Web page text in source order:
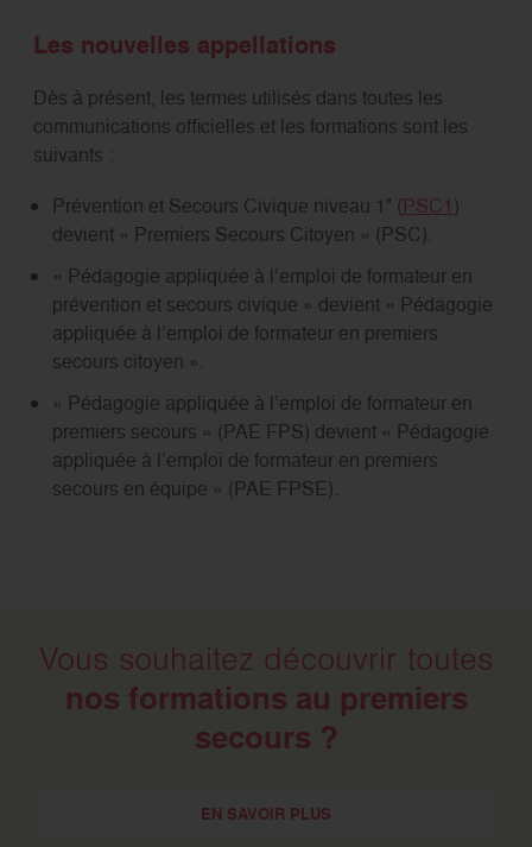
Les nouvelles appellations
Dès à présent, les termes utilisés dans toutes les
communications officielles et les formations sont les
suivants :
Prévention et Secours Civique niveau 1″ (PSC1 )
devient « Premiers Secours Citoyen » (PSC).
« Pédagogie appliquée à l’emploi de formateur en
prévention et secours civique » devient « Pédagogie
appliquée à l’emploi de formateur en premiers
secours citoyen ».
« Pédagogie appliquée à l’emploi de formateur en
premiers secours » (PAE FPS) devient « Pédagogie
appliquée à l’emploi de formateur en premiers
secours en équipe » (PAE FPSE).
Vous souhaitez découvrir toutes
nos formations au premiers
secours ?
EN SAVOIR PLUS